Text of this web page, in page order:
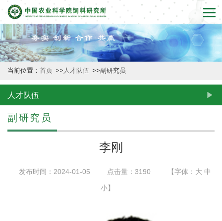
首
页
本
所
概
新
当前位置： 首页 >> 人才队伍 >>副研究员
人才队伍
副研究员
李刚
发布时间：2024-01-05 点击量： 3190 【字体： 大 中
小】